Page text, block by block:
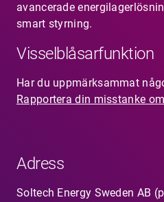
avancerade
smart styrning.
Visselblåsarfunktion
Har du uppmärksammat
Rapportera din misstanke
Adress
Soltech Energy Sweden AB